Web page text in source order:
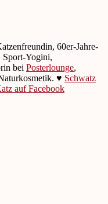
60er-Jahre-
Sport-Yogini,
bei Posterlounge,
♥ Schwatz
auf Facebook